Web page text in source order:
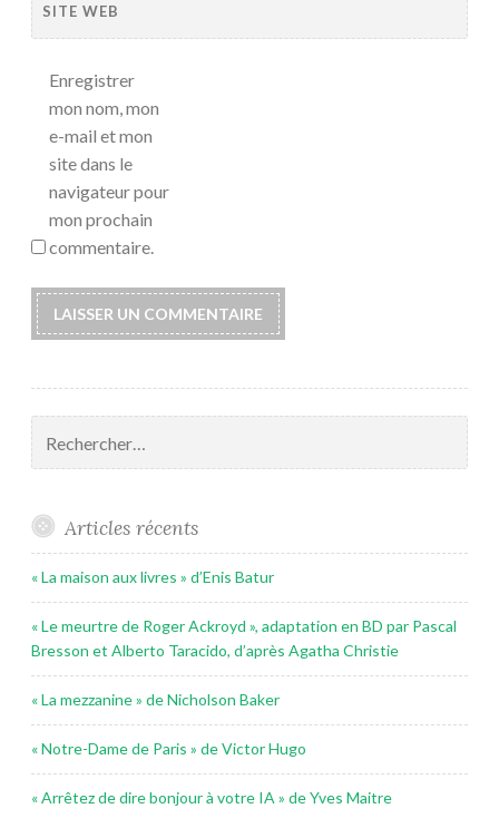
SITE WEB
Enregistrer
mon nom, mon
e-mail et mon
site dans le
navigateur pour
mon prochain
commentaire.
Articles récents
« La maison aux livres » d’Enis Batur
« Le meurtre de Roger Ackroyd », adaptation en BD par Pascal
Bresson et Alberto Taracido, d’après Agatha Christie
« La mezzanine » de Nicholson Baker
« Notre-Dame de Paris » de Victor Hugo
« Arrêtez de dire bonjour à votre IA » de Yves Maitre